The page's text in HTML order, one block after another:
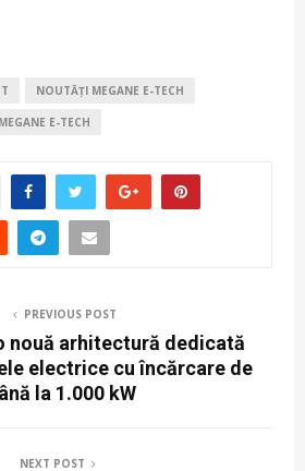
NOUTĂȚI MEGANE E-TECH
E-TECH
PREVIOUS POST
nouă arhitectură dedicată
electrice cu încărcare de
la 1.000 kW
NEXT POST